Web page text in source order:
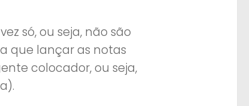
só, ou seja, não são
que lançar as notas
colocador, ou seja,